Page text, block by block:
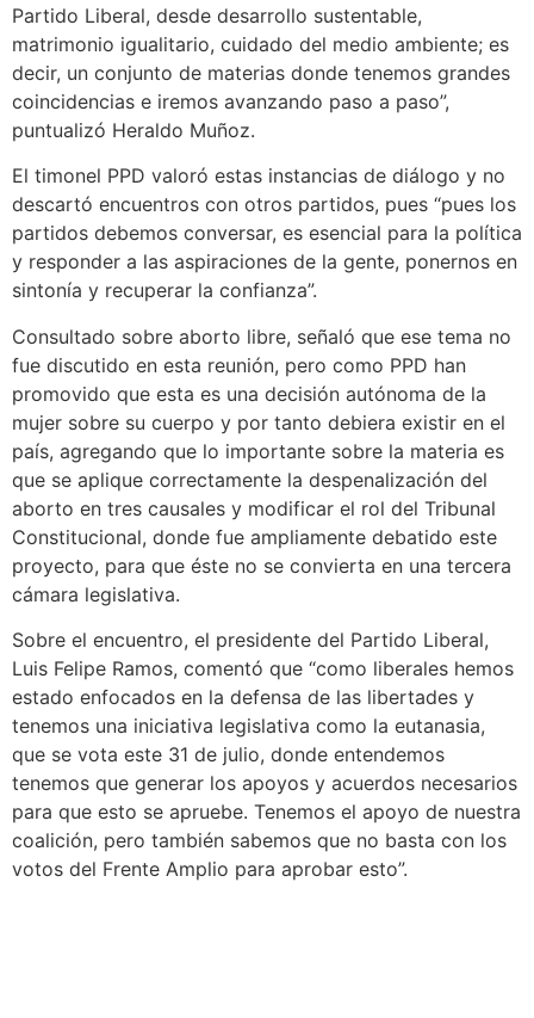
Partido Liberal, desde desarrollo sustentable,
matrimonio igualitario, cuidado del medio ambiente; es
decir, un conjunto de materias donde tenemos grandes
coincidencias e iremos avanzando paso a paso”,
puntualizó Heraldo Muñoz.
El timonel PPD valoró estas instancias de diálogo y no
descartó encuentros con otros partidos, pues “pues los
partidos debemos conversar, es esencial para la política
y responder a las aspiraciones de la gente, ponernos en
sintonía y recuperar la confianza”.
Consultado sobre aborto libre, señaló que ese tema no
fue discutido en esta reunión, pero como PPD han
promovido que esta es una decisión autónoma de la
mujer sobre su cuerpo y por tanto debiera existir en el
país, agregando que lo importante sobre la materia es
que se aplique correctamente la despenalización del
aborto en tres causales y modificar el rol del Tribunal
Constitucional, donde fue ampliamente debatido este
proyecto, para que éste no se convierta en una tercera
cámara legislativa.
Sobre el encuentro, el presidente del Partido Liberal,
Luis Felipe Ramos, comentó que “como liberales hemos
estado enfocados en la defensa de las libertades y
tenemos una iniciativa legislativa como la eutanasia,
que se vota este 31 de julio, donde entendemos
tenemos que generar los apoyos y acuerdos necesarios
para que esto se apruebe. Tenemos el apoyo de nuestra
coalición, pero también sabemos que no basta con los
votos del Frente Amplio para aprobar esto”.